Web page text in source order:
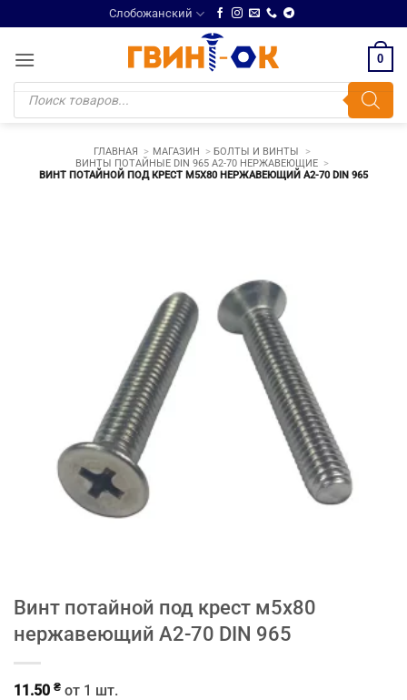
to
content
Слобожанский
0
Поиск
товаров
ГЛАВНАЯ МАГАЗИН
БОЛТЫ И ВИНТЫ
ВИНТЫ ПОТАЙНЫЕ DIN 965 A2-70 НЕРЖАВЕЮЩИЕ
ВИНТ ПОТАЙНОЙ ПОД КРЕСТ М5Х80 НЕРЖАВЕЮЩИЙ A2-70 DIN 965
Винт потайной под крест м5х80
нержавеющий A2-70 DIN 965
11.50 ₴ от 1 шт.